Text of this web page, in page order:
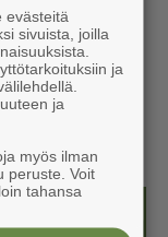
evästeitä
sivuista, joilla
ja
ja
myös ilman
peruste. Voit
tahansa